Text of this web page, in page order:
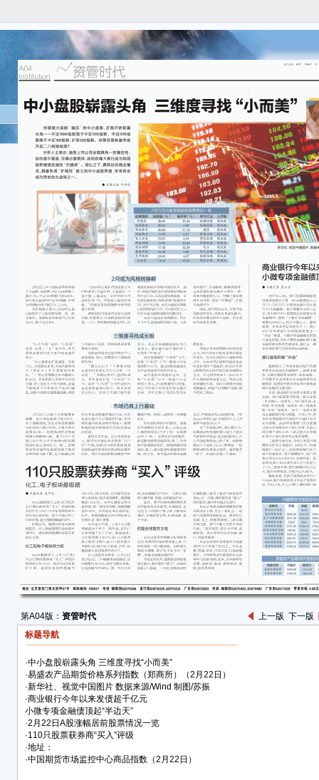
第A04版： 资管时代 上一版 下一版
标题导航
·中小盘股崭露头角 三维度寻找“小而美”
·易盛农产品期货价格系列指数（郑商所）（2月22日）
·新华社、视觉中国图片 数据来源/Wind 制图/苏振
·商业银行今年以来发债超千亿元
小微专项金融债顶起“半边天”
·2月22日A股涨幅居前股票情况一览
·110只股票获券商“买入”评级
·地址：
·中国期货市场监控中心商品指数（2月22日）
指
收盘
商品
数
商品
数
农产
数
油脂
数
粮食
数
软商
数
工业
数
能化
数
钢铁
数
建材
数